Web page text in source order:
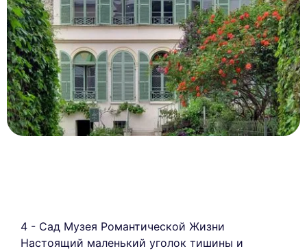
4 - Сад Музея Романтической Жизни
Настоящий маленький уголок тишины и